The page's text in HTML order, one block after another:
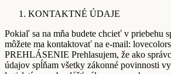
KONTAKTNÉ ÚDAJE
Pokiaľ sa na mňa budete chcieť v priebehu
môžete ma kontaktovať na e-mail:
PREHLÁSENIE Prehlasujem, že ako
údajov spĺňam všetky zákonné povinnosti